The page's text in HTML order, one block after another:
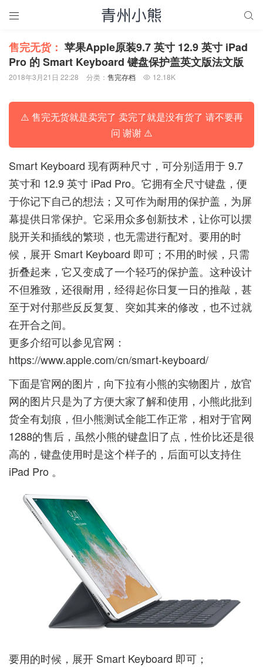
 
售完无货： 苹果Apple原装9.7 英寸 12.9 英寸 iPad
Pro 的 Smart Keyboard 键盘保护盖英文版法文版
2018年3月21日 22:28 分类： 售完存档  12.18K
⚠️ 售完无货就是卖完了 卖完了就是没有货了 请不要再
问 谢谢 ⚠️
Smart Keyboard 现有两种尺寸，可分别适用于 9.7
英寸和 12.9 英寸 iPad Pro。它拥有全尺寸键盘，便
于你记下自己的想法；又可作为耐用的保护盖，为屏
幕提供日常保护。它采用众多创新技术，让你可以摆
脱开关和插线的繁琐，也无需进行配对。要用的时
候，展开 Smart Keyboard 即可；不用的时候，只需
折叠起来，它又变成了一个轻巧的保护盖。这种设计
不但雅致，还很耐用，经得起你日复一日的推敲，甚
至于对付那些反反复复、突如其来的修改，也不过就
在开合之间。
更多介绍可以参见官网：
https://www.apple.com/cn/smart-keyboard/
下面是官网的图片，向下拉有小熊的实物图片，放官
网的图片只是为了方便大家了解和使用，小熊此批到
货全有划痕，但小熊测试全能工作正常，相对于官网
1288的售后，虽然小熊的键盘旧了点，性价比还是很
高的，键盘使用时是这个样子的，后面可以支持住
iPad Pro 。
要用的时候，展开 Smart Keyboard 即可；